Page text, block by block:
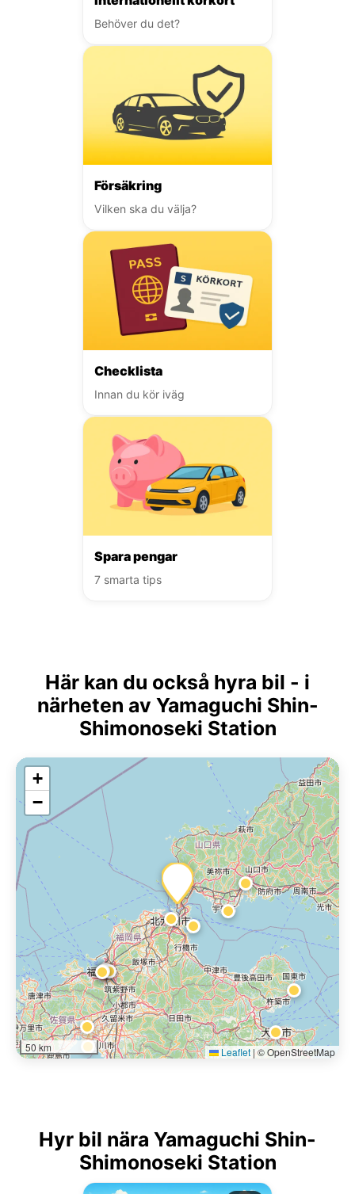
Behöver du det?
Försäkring
Vilken ska du välja?
Checklista
Innan du kör iväg
Spara pengar
7 smarta tips
Här kan du också hyra bil - i
närheten av Yamaguchi Shin-
Shimonoseki Station
+
−
50 km Leaflet | © OpenStreetMap
Hyr bil nära Yamaguchi Shin-
Shimonoseki Station